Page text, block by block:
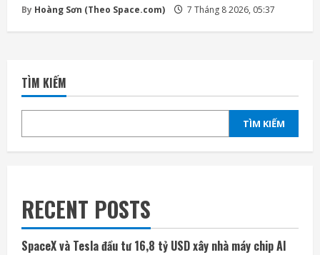
By Hoàng Sơn (Theo Space.com) 7 Tháng 8 2026, 05:37
TÌM KIẾM
TÌM KIẾM
RECENT POSTS
SpaceX và Tesla đầu tư 16,8 tỷ USD xây nhà máy chip AI